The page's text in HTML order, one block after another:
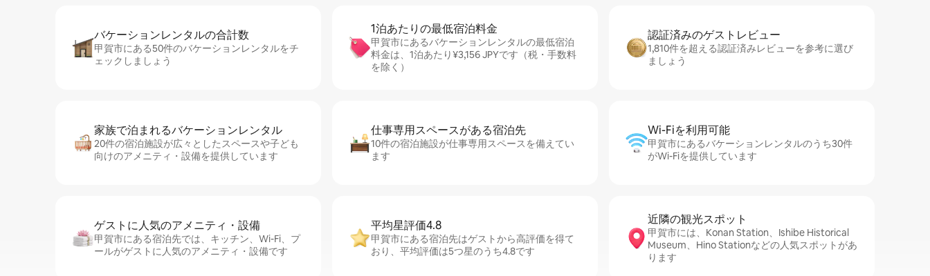
バケーションレ⁠ン⁠タ⁠ル⁠の合⁠計⁠数
甲賀市にある50件のバケーションレンタルをチ
ェックしましょう
1泊あたりの最⁠低⁠宿⁠泊⁠料⁠金
甲賀市にあるバケーションレンタルの最低宿泊
料金は、1泊あたり¥3,156 JPYです（税・手数料
を除く）
認証済みのゲ⁠ス⁠ト⁠レ⁠ビ⁠ュ⁠ー
1,810件を超える認証済みレビューを参考に選び
ましょう
家族で泊まれるバ⁠ケ⁠ー⁠シ⁠ョ⁠ンレ⁠ン⁠タ⁠ル
20件の宿泊施設が広々としたスペースや子ども
向けのアメニティ・設備を提供しています
仕事専用ス⁠ペ⁠ー⁠スがあ⁠る宿⁠泊⁠先
10件の宿泊施設が仕事専用スペースを備えてい
ます
Wi-Fiを利⁠用⁠可⁠能
甲賀市にあるバケーションレンタルのうち30件
がWi-Fiを提供しています
ゲストに人⁠気⁠のア⁠メ⁠ニ⁠テ⁠ィ・設⁠備
甲賀市にある宿泊先では、キッチン、Wi-Fi、プ
ールがゲストに人気のアメニティ・設備です
平均星評価4.8
甲賀市にある宿泊先はゲストから高評価を得て
おり、平均評価は5つ星のうち4.8です
近隣の観光ス⁠ポ⁠ッ⁠ト
甲賀市には、Konan Station、Ishibe Historical
Museum、Hino Stationなどの人気スポットがあ
ります